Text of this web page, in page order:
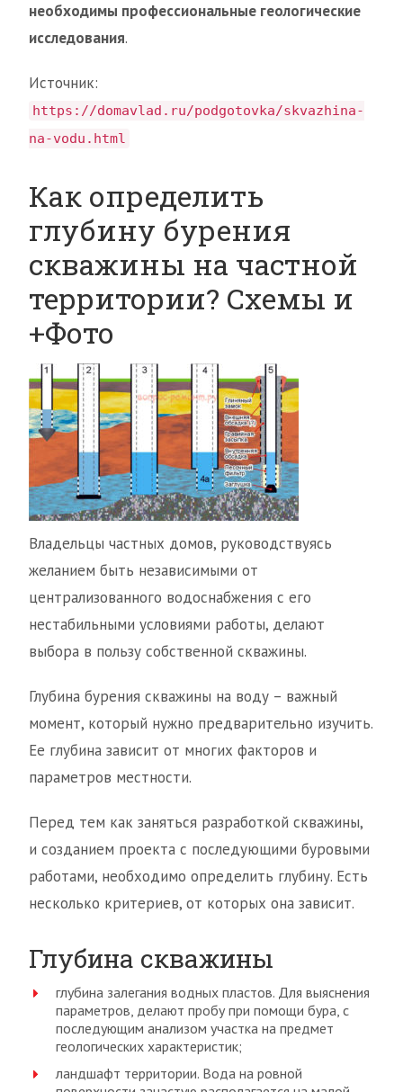
необходимы профессиональные геологические
исследования.
Источник:
https://domavlad.ru/podgotovka/skvazhina-
na-vodu.html
Как определить
глубину бурения
скважины на частной
территории? Схемы и
+Фото
Владельцы частных домов, руководствуясь
желанием быть независимыми от
централизованного водоснабжения с его
нестабильными условиями работы, делают
выбора в пользу собственной скважины.
Глубина бурения скважины на воду – важный
момент, который нужно предварительно изучить.
Ее глубина зависит от многих факторов и
параметров местности.
Перед тем как заняться разработкой скважины,
и созданием проекта с последующими буровыми
работами, необходимо определить глубину. Есть
несколько критериев, от которых она зависит.
Глубина скважины
глубина залегания водных пластов. Для выяснения
параметров, делают пробу при помощи бура, с
последующим анализом участка на предмет
геологических характеристик;
ландшафт территории. Вода на ровной